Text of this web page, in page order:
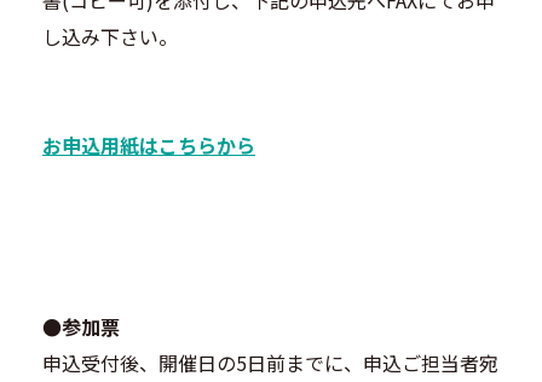
し込み下さい。
お申込用紙はこちらから
●参加票
申込受付後、開催日の5日前までに、申込ご担当者宛